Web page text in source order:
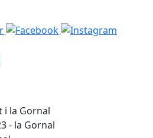
i la Gornal
- la Gornal